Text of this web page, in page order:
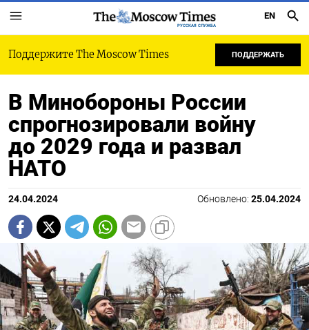
РУССКАЯ СЛУЖБА
EN
Поддержите The Moscow Times ПОДДЕРЖАТЬ
В Минобороны России
спрогнозировали войну
до 2029 года и развал
НАТО
24.04.2024 Обновлено: 25.04.2024